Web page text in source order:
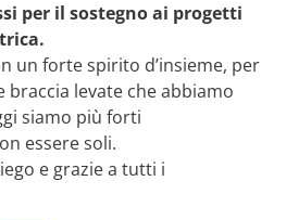
per il sostegno ai progetti
un forte spirito d’insieme, per
levate che abbiamo
siamo più forti
essere soli.
e grazie a tutti i